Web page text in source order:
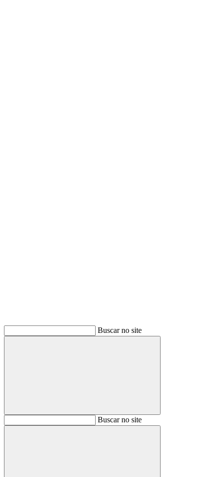
Buscar no site
BuscarBuscar no site